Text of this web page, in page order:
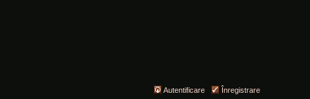
Autentificare Înregistrare